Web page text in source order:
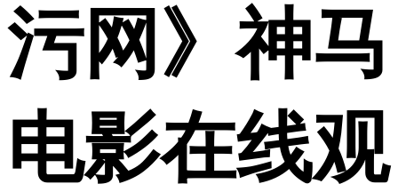
污网》神马
电影在线观